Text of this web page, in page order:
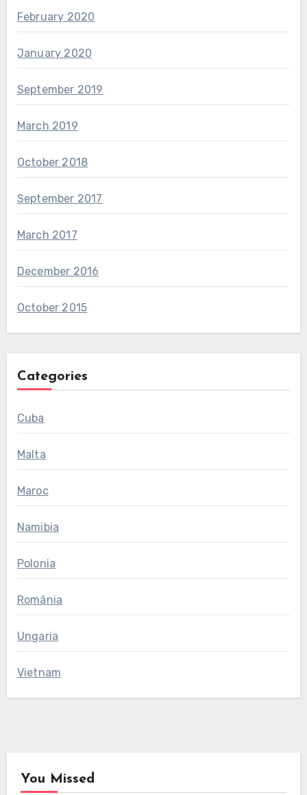
February 2020
January 2020
September 2019
March 2019
October 2018
September 2017
March 2017
December 2016
October 2015
Categories
Cuba
Malta
Maroc
Namibia
Polonia
România
Ungaria
Vietnam
You Missed